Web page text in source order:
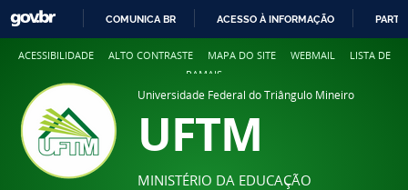
COMUNICA BR ACESSO À INFORMAÇÃO
ACESSIBILIDADE ALTO CONTRASTE MAPA DO SITE WEBMAIL
LISTA DE
RAMAIS
Universidade Federal do Triângulo Mineiro
UFTM
MINISTÉRIO DA EDUCAÇÃO